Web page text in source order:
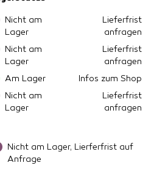
Nicht am
Lager
Lieferfrist
anfragen
Nicht am
Lager
Lieferfrist
anfragen
Am Lager Infos zum Shop
Nicht am
Lager
Lieferfrist
anfragen
Nicht am Lager, Lierferfrist auf
Anfrage